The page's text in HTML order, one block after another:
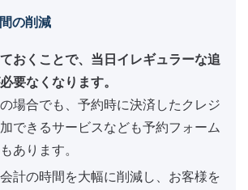
の削減
おくことで、当日イレギュラーな追
要なくなります。
場合でも、予約時に決済したクレジ
できるサービスなども予約フォーム
あります。
計の時間を大幅に削減し、お客様を